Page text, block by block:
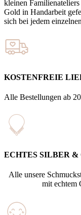
kleinen
Gold in Handarbeit
sich bei jedem
KOSTENFREIE
Alle Bestellungen ab
ECHTES SILBER &
Alle unsere
mit echtem